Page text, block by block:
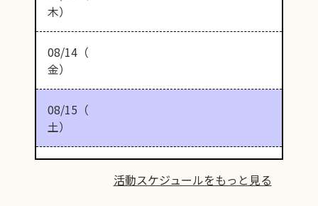
木）
08/14（
金）
08/15（
土）
活動スケジュールをもっと見る